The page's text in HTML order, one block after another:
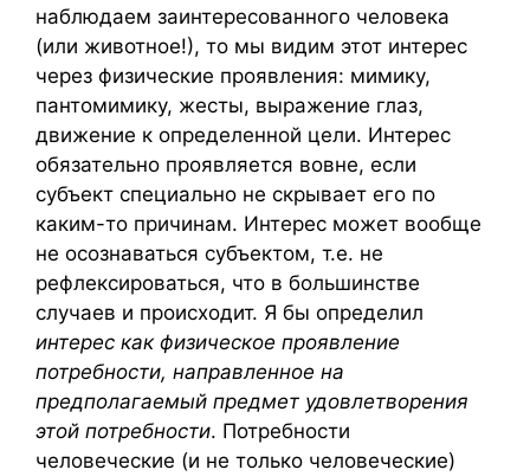
наблюдаем заинтересованного человека
(или животное!), то мы видим этот интерес
через физические проявления: мимику,
пантомимику, жесты, выражение глаз,
движение к определенной цели. Интерес
обязательно проявляется вовне, если
субъект специально не скрывает его по
каким-то причинам. Интерес может вообще
не осознаваться субъектом, т.е. не
рефлексироваться, что в большинстве
случаев и происходит. Я бы определил
интерес как физическое проявление
потребности, направленное на
предполагаемый предмет удовлетворения
этой потребности. Потребности
человеческие (и не только человеческие)